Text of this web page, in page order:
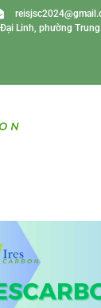
Linh, phường Trung